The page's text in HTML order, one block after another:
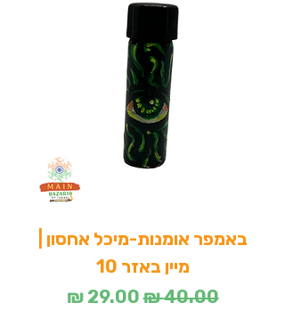
באמפר אומנות-מיכל אחסון |
מיין באזר 10
מחיר רגיל‏40.00 ‏₪ מחיר מבצע